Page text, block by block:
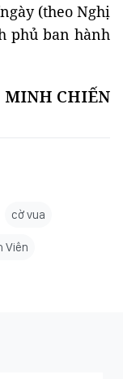
(theo Nghị
phủ ban hành
MINH CHIẾN
cờ vua
Viên